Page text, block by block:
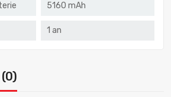
5160 mAh
1 an